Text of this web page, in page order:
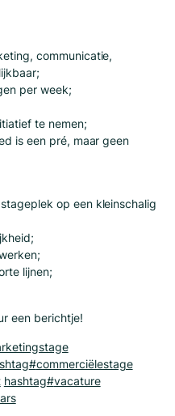
communicatie,
per week;
te nemen;
is een pré, maar geen
op een kleinschalig
lijnen;
een berichtje!
#commerciëlestage
hashtag#vacature